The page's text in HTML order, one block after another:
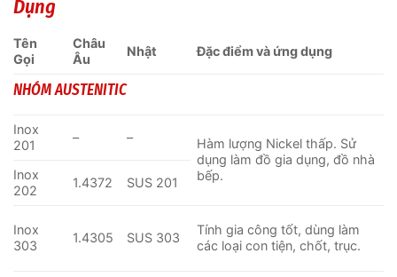
Dụng
Tên
Gọi
Châu
Âu
Nhật Đặc điểm và ứng dụng
NHÓM AUSTENITIC
Inox
201
– –
Hàm lượng Nickel thấp. Sử
dụng làm đồ gia dụng, đồ nhà
bếp.
Inox
202
1.4372 SUS 201
Inox
303
1.4305 SUS 303
Tính gia công tốt, dùng làm
các loại con tiện, chốt, trục.